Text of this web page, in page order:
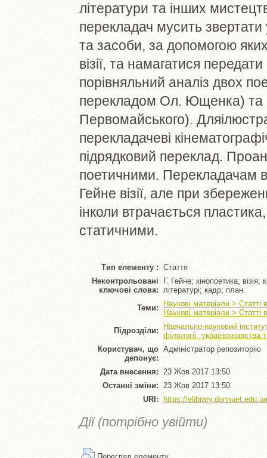
літератури та інших
перекладач мусить звертати
та засоби, за допомогою
візії, та намагатися
порівняльний аналіз двох
перекладом Ол. Ющенка) та
Первомайського).
перекладачеві
підрядковий переклад.
поетичними. Перекладачам
Гейне візії, але при
інколи втрачається
статичними.
Тип елементу : Стаття
Неконтрольовані
ключові слова:
Г. Гейне; кінопоетика;
літературі; кадр; план.
Теми:
Наукові матеріали > Статті
Наукові матеріали >
Підрозділи:
Навчально-науковий
філології, українознавства
Користувач, що
депонує:
Адміністратор репозиторію
Дата внесення: 23 Жов 2017 13:50
Останні зміни: 23 Жов 2017 13:50
URI:
https://
Дії (потрібно увійти)